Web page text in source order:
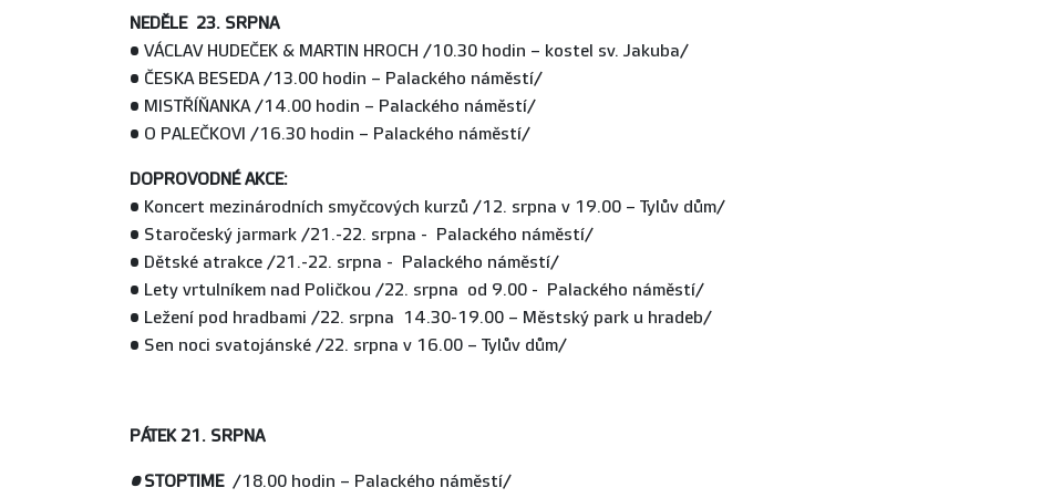
NEDĚLE 23. SRPNA
• VÁCLAV HUDEČEK & MARTIN HROCH /10.30 hodin – kostel sv. Jakuba/
• ČESKA BESEDA /13.00 hodin – Palackého náměstí/
• MISTŘÍŇANKA /14.00 hodin – Palackého náměstí/
• O PALEČKOVI /16.30 hodin – Palackého náměstí/
DOPROVODNÉ AKCE:
• Koncert mezinárodních smyčcových kurzů /12. srpna v 19.00 – Tylův dům/
• Staročeský jarmark /21.-22. srpna - Palackého náměstí/
• Dětské atrakce /21.-22. srpna - Palackého náměstí/
• Lety vrtulníkem nad Poličkou /22. srpna od 9.00 - Palackého náměstí/
• Ležení pod hradbami /22. srpna 14.30-19.00 – Městský park u hradeb/
• Sen noci svatojánské /22. srpna v 16.00 – Tylův dům/
PÁTEK 21. SRPNA
• STOPTIME/18.00 hodin – Palackého náměstí/